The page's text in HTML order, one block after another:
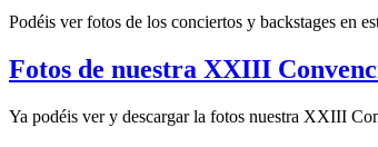
Podéis ver fotos de los conciertos y backstages en
Fotos de nuestra XXIII
Ya podéis ver y descargar la fotos nuestra XXIII